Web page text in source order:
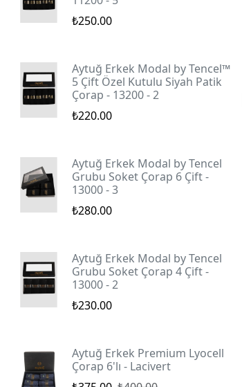
₺250.00
Aytuğ Erkek Modal by Tencel™
5 Çift Özel Kutulu Siyah Patik
Çorap - 13200 - 2
₺220.00
Aytuğ Erkek Modal by Tencel
Grubu Soket Çorap 6 Çift -
13000 - 3
₺280.00
Aytuğ Erkek Modal by Tencel
Grubu Soket Çorap 4 Çift -
13000 - 2
₺230.00
Aytuğ Erkek Premium Lyocell
Çorap 6'lı - Lacivert